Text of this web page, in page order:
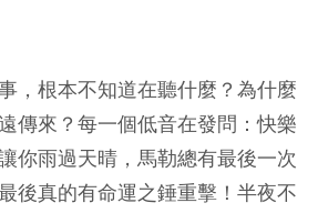
，根本不知道在聽什麼？為什麼
傳來？每一個低音在發問：快樂
你雨過天晴，馬勒總有最後一次
後真的有命運之錘重擊！半夜不